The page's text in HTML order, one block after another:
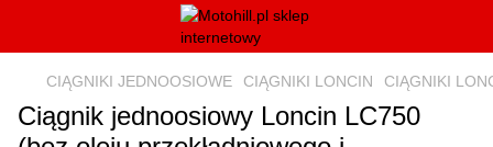
CIĄGNIKI JEDNOOSIOWE CIĄGNIKI LONCIN CIĄGNIKI
Ciągnik jednoosiowy Loncin LC750